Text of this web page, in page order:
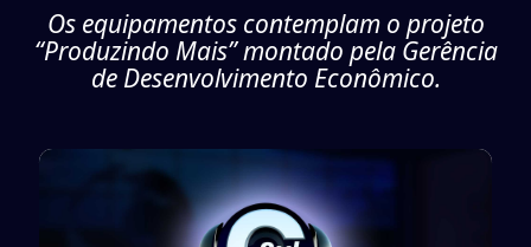
Os equipamentos contemplam o projeto
“Produzindo Mais” montado pela Gerência
de Desenvolvimento Econômico.